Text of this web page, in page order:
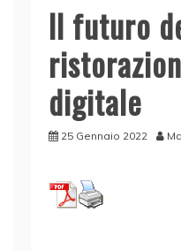
Il futuro
digitale
25 Gennaio 2022